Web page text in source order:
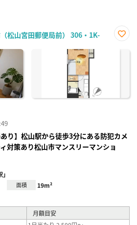
松山宮田郵便局前） 306・1K-
に入
り】松山駅から徒歩3分にある防犯カメ
対策あり松山市マンスリーマンショ
面積 19m²
月額目安